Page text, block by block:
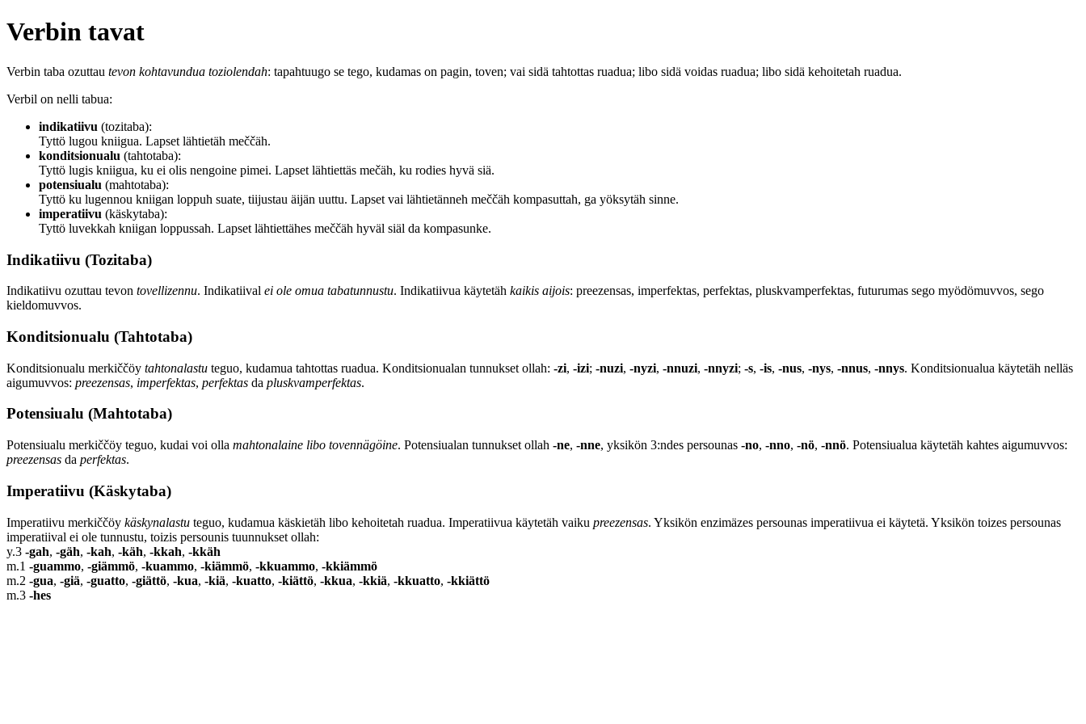
Verbin tavat
Verbin taba ozuttau tevon kohtavundua toziolendah: tapahtuugo se tego, kudamas on pagin, toven; vai sidä tahtottas ruadua; libo sidä voidas ruadua; libo sidä kehoitetah ruadua.
Verbil on nelli tabua:
indikatiivu (tozitaba):
Tyttö lugou kniigua. Lapset lähtietäh meččäh.
konditsionualu (tahtotaba):
Tyttö lugis kniigua, ku ei olis nengoine pimei. Lapset lähtiettäs mečäh, ku rodies hyvä siä.
potensiualu (mahtotaba):
Tyttö ku lugennou kniigan loppuh suate, tiijustau äijän uuttu. Lapset vai lähtietänneh meččäh kompasuttah, ga yöksytäh sinne.
imperatiivu (käskytaba):
Tyttö luvekkah kniigan loppussah. Lapset lähtiettähes meččäh hyväl siäl da kompasunke.
Indikatiivu (Tozitaba)
Indikatiivu ozuttau tevon tovellizennu. Indikatiival ei ole omua tabatunnustu. Indikatiivua käytetäh kaikis aijois: preezensas, imperfektas, perfektas, pluskvamperfektas, futurumas sego myödömuvvos, sego
kieldomuvvos.
Konditsionualu (Tahtotaba)
Konditsionualu merkiččöy tahtonalastu teguo, kudamua tahtottas ruadua. Konditsionualan tunnukset ollah: -zi, -izi; -nuzi, -nyzi, -nnuzi, -nnyzi; -s, -is, -nus, -nys, -nnus, -nnys. Konditsionualua käytetäh nelläs
aigumuvvos: preezensas, imperfektas, perfektas da pluskvamperfektas.
Potensiualu (Mahtotaba)
Potensiualu merkiččöy teguo, kudai voi olla mahtonalaine libo tovennägöine. Potensiualan tunnukset ollah -ne, -nne, yksikön 3:ndes persounas -no, -nno, -nö, -nnö. Potensiualua käytetäh kahtes aigumuvvos:
preezensas da perfektas.
Imperatiivu (Käskytaba)
Imperatiivu merkiččöy käskynalastu teguo, kudamua käskietäh libo kehoitetah ruadua. Imperatiivua käytetäh vaiku preezensas. Yksikön enzimäzes persounas imperatiivua ei käytetä. Yksikön toizes persounas
imperatiival ei ole tunnustu, toizis persounis tuunnukset ollah:
y.3 -gah, -gäh, -kah, -käh, -kkah, -kkäh
m.1 -guammo, -giämmö, -kuammo, -kiämmö, -kkuammo, -kkiämmö
m.2 -gua, -giä, -guatto, -giättö, -kua, -kiä, -kuatto, -kiättö, -kkua, -kkiä, -kkuatto, -kkiättö
m.3 -hes